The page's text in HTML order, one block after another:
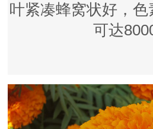
叶紧凑蜂窝状好，
可达